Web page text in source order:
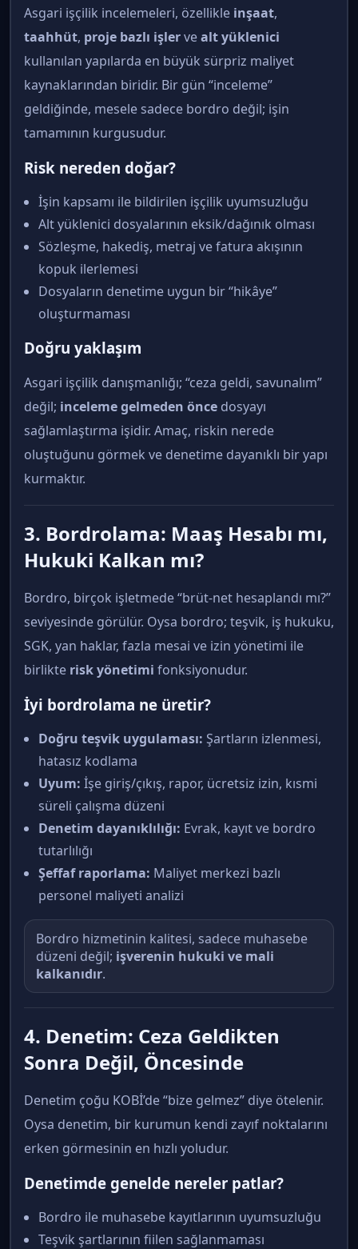
Asgari işçilik incelemeleri, özellikle inşaat,
taahhüt, proje bazlı işlervealt yüklenici
kullanılan yapılarda en büyük sürpriz maliyet
kaynaklarından biridir. Bir gün “inceleme”
geldiğinde, mesele sadece bordro değil; işin
tamamının kurgusudur.
Risk nereden doğar?
İşin kapsamı ile bildirilen işçilik uyumsuzluğu
Alt yüklenici dosyalarının eksik/dağınık olması
Sözleşme, hakediş, metraj ve fatura akışının
kopuk ilerlemesi
Dosyaların denetime uygun bir “hikâye”
oluşturmaması
Doğru yaklaşım
Asgari işçilik danışmanlığı; “ceza geldi, savunalım”
değil; inceleme gelmeden önce dosyayı
sağlamlaştırma işidir. Amaç, riskin nerede
oluştuğunu görmek ve denetime dayanıklı bir yapı
kurmaktır.
3. Bordrolama: Maaş Hesabı mı,
Hukuki Kalkan mı?
Bordro, birçok işletmede “brüt-net hesaplandı mı?”
seviyesinde görülür. Oysa bordro; teşvik, iş hukuku,
SGK, yan haklar, fazla mesai ve izin yönetimi ile
birlikte risk yönetimi fonksiyonudur.
İyi bordrolama ne üretir?
Doğru teşvik uygulaması: Şartların izlenmesi,
hatasız kodlama
Uyum: İşe giriş/çıkış, rapor, ücretsiz izin, kısmi
süreli çalışma düzeni
Denetim dayanıklılığı: Evrak, kayıt ve bordro
tutarlılığı
Şeffaf raporlama: Maliyet merkezi bazlı
personel maliyeti analizi
Bordro hizmetinin kalitesi, sadece muhasebe
düzeni değil; işverenin hukuki ve mali
kalkanıdır.
4. Denetim: Ceza Geldikten
Sonra Değil, Öncesinde
Denetim çoğu KOBİ’de “bize gelmez” diye ötelenir.
Oysa denetim, bir kurumun kendi zayıf noktalarını
erken görmesinin en hızlı yoludur.
Denetimde genelde nereler patlar?
Bordro ile muhasebe kayıtlarının uyumsuzluğu
Teşvik şartlarının fiilen sağlanmaması